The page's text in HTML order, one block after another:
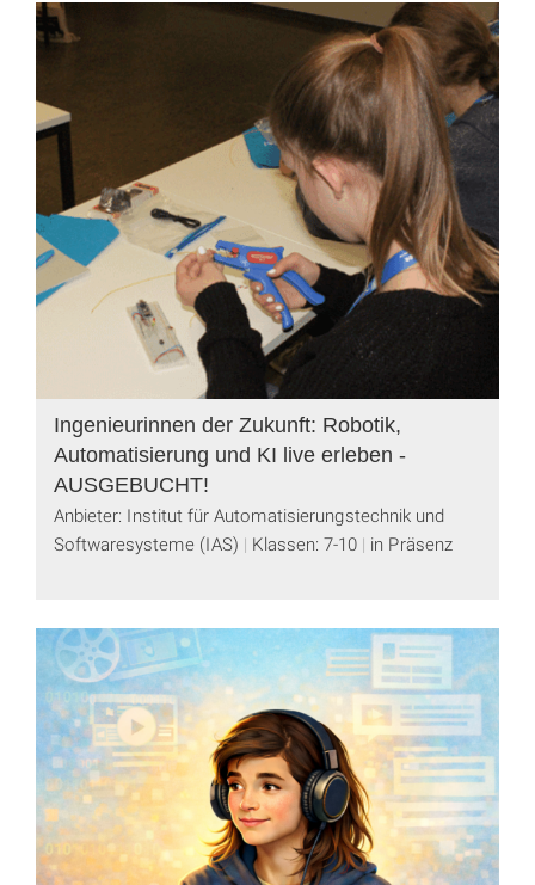
Ingenieurinnen der Zukunft: Robotik,
Automatisierung und KI live erleben -
AUSGEBUCHT!
Anbieter: Institut für Automatisierungstechnik und
Softwaresysteme (IAS)
Klassen: 7-10 in Präsenz